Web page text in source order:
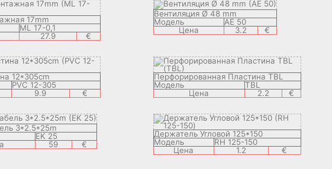
17mm
ML 17-0,1
27.9 €
Вентиляция Ø 48 mm
Модель
AE 50
Цена
3.2 €
12*305cm
PVC 12-305
9.9 €
Перфорированная Пластина TBL
Модель
TBL
Цена
2.2 €
3*2.5*25m
EK 25
59 €
Держатель Угловой 125*150
Модель
RH 125-150
Цена
1.2 €